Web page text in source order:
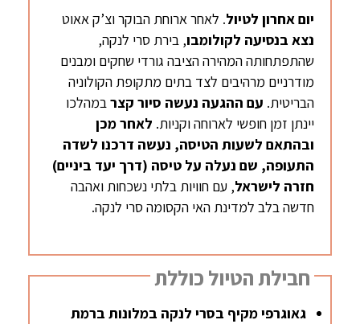
יום אחרון לטיול. לאחר ארוחת הבוקר וצ’ק אאוט
נצא בנסיעה לקולומבו, בירת סרי לנקה,
שהתפתחותה המהירה הציבה גורדי שחקים ומבנים
מודרניים מרהיבים לצד בתים מתקופת הקולוניה
הבריטית. עם ההגעה נעשה סיור קצרבמהלכו
יינתן זמן חופשי לארוחה וקניות. לאחר מכן
ובהתאם לשעות הטיסה, נעשה דרכנו לשדה
התעופה, שם נעלה על טיסה (דרך יעד ביניים)
חזרה לישראל, עם חוויות בלתי נשכחות ואהבה
חדשה בלב למדינת האי הקסומה סרי לנקה.
חבילת הטיול כוללת
גאוגרפי מקיף בסרי לנקה במלונות ברמת